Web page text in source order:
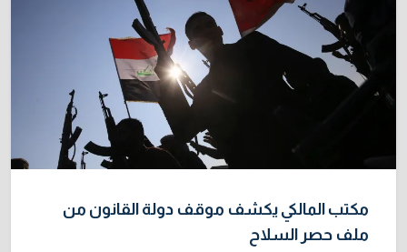
مكتب المالكي يكشف موقف دولة القانون من
ملف حصر السلاح